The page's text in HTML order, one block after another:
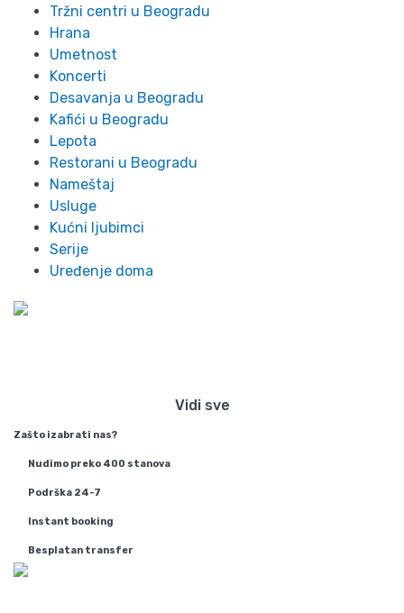
Tržni centri u Beogradu
Hrana
Umetnost
Koncerti
Desavanja u Beogradu
Kafići u Beogradu
Lepota
Restorani u Beogradu
Nameštaj
Usluge
Kućni ljubimci
Serije
Uređenje doma
Vidi sve
Zašto izabrati nas?
Nudimo preko 400 stanova
Podrška 24-7
Instant booking
Besplatan transfer